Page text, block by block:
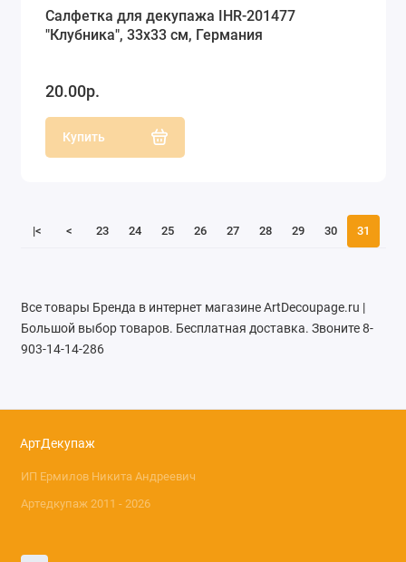
Салфетка для декупажа IHR-201477
"Клубника", 33х33 см, Германия
20.00р.
Купить
|< < 23 24 25 26 27 28 29 30 31
Все товары Бренда в интернет магазине ArtDecoupage.ru |
Большой выбор товаров. Бесплатная доставка. Звоните 8-
903-14-14-286
АртДекупаж
ИП Ермилов Никита Андреевич
Артедкупаж 2011 - 2026